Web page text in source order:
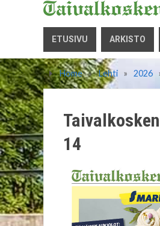
ETUSIVU ARKISTO
Home » Lehti » 2026
14